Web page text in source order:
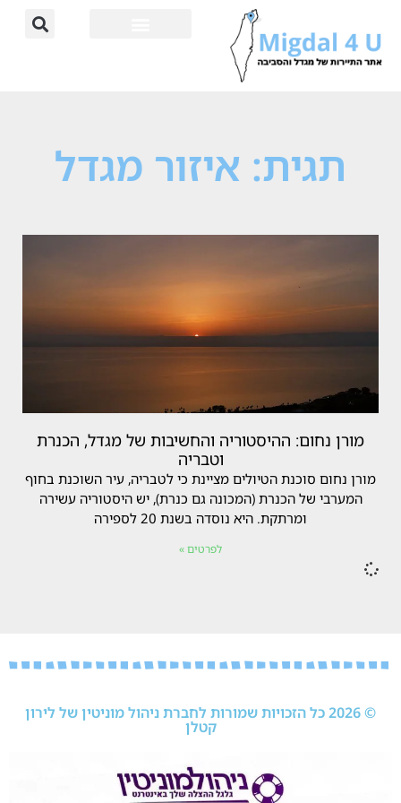
תגית: איזור מגדל
מורן נחום: ההיסטוריה והחשיבות של מגדל, הכנרת
וטבריה
מורן נחום סוכנת הטיולים מציינת כי לטבריה, עיר השוכנת בחוף
המערבי של הכנרת (המכונה גם כנרת), יש היסטוריה עשירה
ומרתקת. היא נוסדה בשנת 20 לספירה
לפרטים »
© 2026 כל הזכויות שמורות לחברת ניהול מוניטין של לירון
קטלן